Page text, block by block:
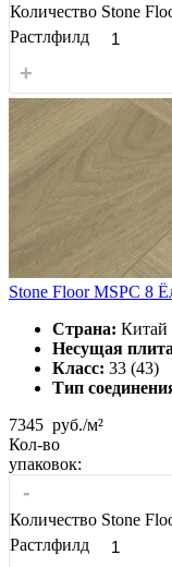
Количество Stone
Растлфилд
+
Stone Floor MSPC 8
Страна: Китай
Несущая
Класс: 33 (43)
Тип
7345 руб./м²
Кол-во
упаковок:
-
Количество Stone
Растлфилд